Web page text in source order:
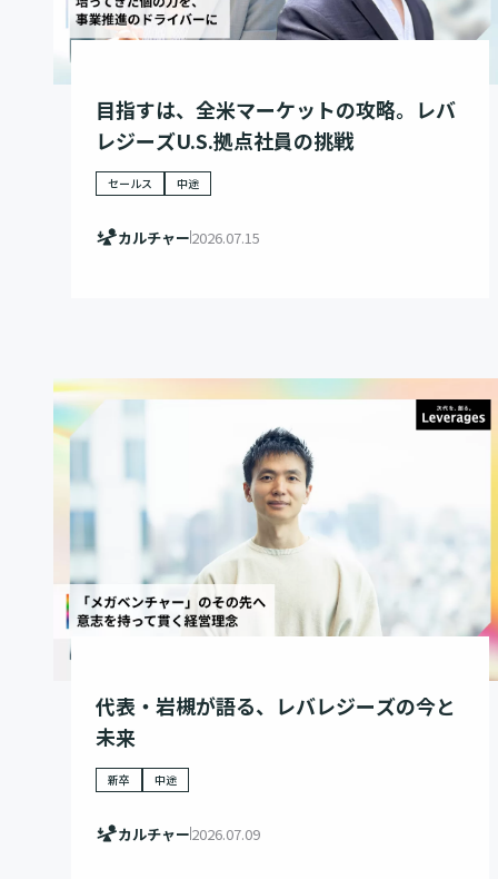
目指すは、全米マーケットの攻略。レバ
レジーズU.S.拠点社員の挑戦
セールス 中途
カルチャー2026.07.15
代表・岩槻が語る、レバレジーズの今と
未来
新卒 中途
カルチャー2026.07.09